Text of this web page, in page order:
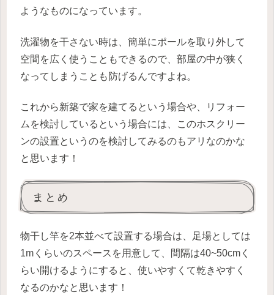
ようなものになっています。
洗濯物を干さない時は、簡単にポールを取り外して
空間を広く使うこともできるので、部屋の中が狭く
なってしまうことも防げるんですよね。
これから新築で家を建てるという場合や、リフォー
ムを検討しているという場合には、このホスクリー
ンの設置というのを検討してみるのもアリなのかな
と思います！
まとめ
物干し竿を2本並べて設置する場合は、足場としては
1mくらいのスペースを用意して、間隔は40~50cmく
らい開けるようにすると、使いやすくて乾きやすく
なるのかなと思います！